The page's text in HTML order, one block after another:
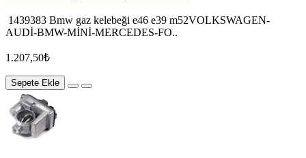
1439383 Bmw gaz kelebeği e46 e39 m52VOLKSWAGEN-
AUDİ-BMW-MİNİ-MERCEDES-FO..
1.207,50₺
Sepete Ekle